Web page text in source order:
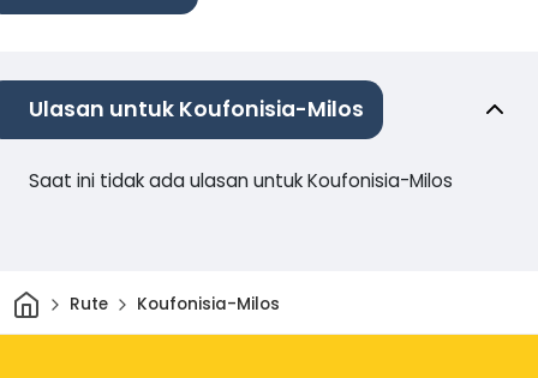
Ulasan untuk Koufonisia-Milos
Saat ini tidak ada ulasan untuk Koufonisia-Milos
Rumah
Rute Koufonisia-Milos